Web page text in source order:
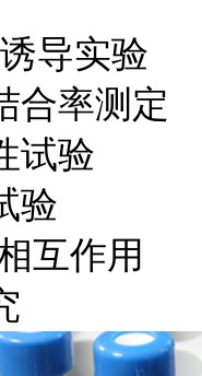
导实验
合率测定
试验
验
互作用